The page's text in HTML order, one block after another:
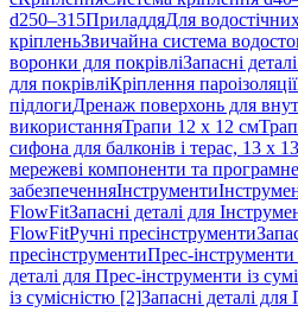
d250–315ПриладдяДля
кріпленьЗвичайна система
воронки для покрівліЗапасні
для покрівліКріплення пароізоляції
підлогиДренаж поверхонь для
використанняТрапи 12 x 12 см
сифона для балконів і терас, 13 x
мережеві компоненти та програмне
забезпеченняІнструменти
FlowFitЗапасні деталі для
FlowFitРучні пресінструменти
пресінструментиПрес-інструменти
деталі для Прес-інструменти із
із сумісністю [2]Запасні деталі для